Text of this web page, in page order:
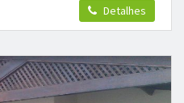
Detalhes